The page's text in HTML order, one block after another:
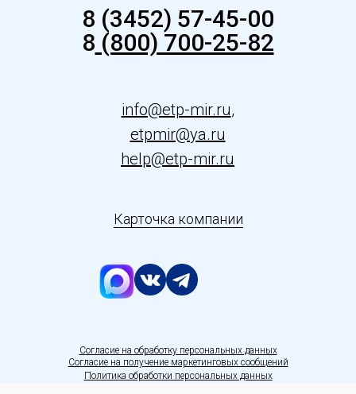
Карточка компании
8 (3452) 57-45-00
8 (800) 700-25-82
info@etp-mir.ru,
etpmir@ya.ru
help@etp-mir.ru
Согласие на обработку персональных данных
Согласие на получение маркетинговых сообщений
Политика обработки персональных данных